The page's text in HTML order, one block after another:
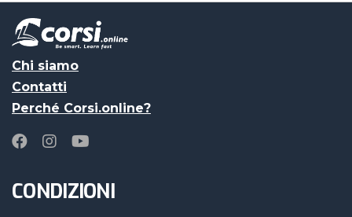
Chi siamo
Contatti
Perché Corsi.online?
CONDIZIONI